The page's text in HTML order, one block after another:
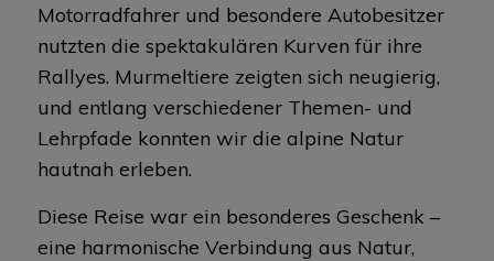
Motorradfahrer und besondere Autobesitzer
nutzten die spektakulären Kurven für ihre
Rallyes. Murmeltiere zeigten sich neugierig,
und entlang verschiedener Themen- und
Lehrpfade konnten wir die alpine Natur
hautnah erleben.
Diese Reise war ein besonderes Geschenk –
eine harmonische Verbindung aus Natur,